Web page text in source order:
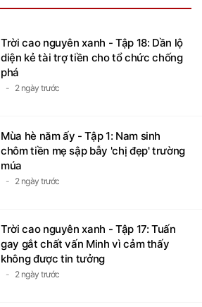
Trời cao nguyên xanh - Tập 18: Dần lộ
diện kẻ tài trợ tiền cho tổ chức chống
phá
2 ngày trước
Mùa hè năm ấy - Tập 1: Nam sinh
chôm tiền mẹ sập bẫy 'chị đẹp' trường
múa
2 ngày trước
Trời cao nguyên xanh - Tập 17: Tuấn
gay gắt chất vấn Minh vì cảm thấy
không được tin tưởng
2 ngày trước